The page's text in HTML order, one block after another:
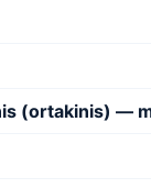
(ortakinis) —